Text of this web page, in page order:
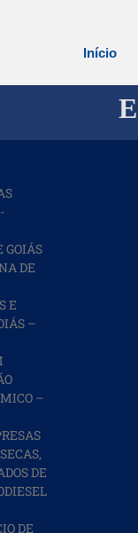
Início
GOIÁS
DE
E
–
–
DE
DE